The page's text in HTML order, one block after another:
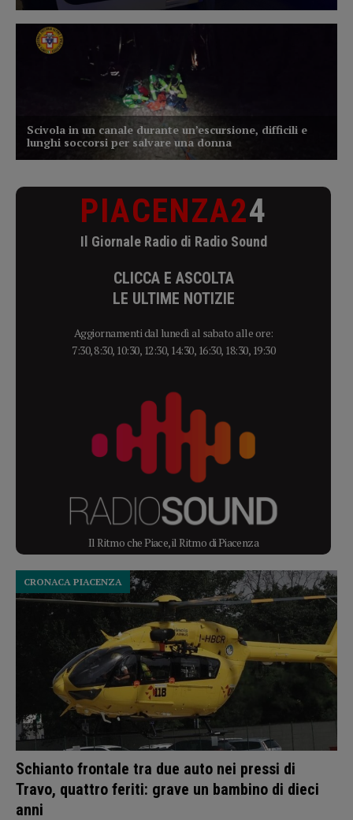
PIACENZA24
Il Giornale Radio di Radio Sound
CLICCA E ASCOLTA
LE ULTIME NOTIZIE
Aggiornamenti dal lunedì al sabato alle ore:
7:30, 8:30, 10:30, 12:30, 14:30, 16:30, 18:30, 19:30
Il Ritmo che Piace, il Ritmo di Piacenza
Schianto frontale tra due auto nei pressi di
Travo, quattro feriti: grave un bambino di dieci
anni
CRONACA PIACENZA